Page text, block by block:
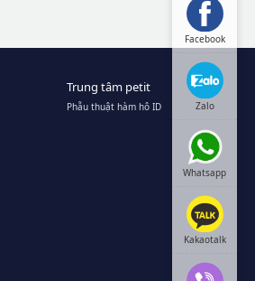
Trung tâm petit
Phẫu thuật hàm hô ID
Facebook
Zalo
Whatsapp
Kakaotalk